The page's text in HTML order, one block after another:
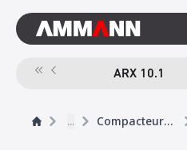
ARX 10.1
... Compacteurs tandem